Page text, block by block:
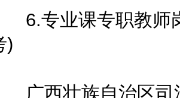
专业课专职教师
)
西壮族自治区司